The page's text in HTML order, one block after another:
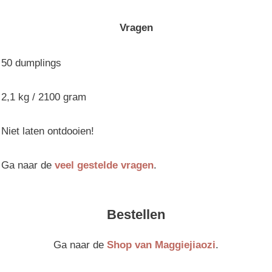
Vragen
50 dumplings
2,1 kg / 2100 gram
Niet laten ontdooien!
Ga naar de veel gestelde vragen.
Bestellen
Ga naar de Shop van Maggiejiaozi.